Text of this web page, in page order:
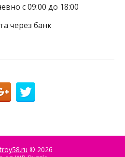
с 09:00 до 18:00
через банк
© 2026